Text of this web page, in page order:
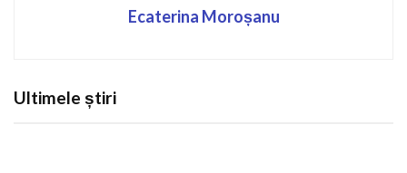
Ecaterina Moroșanu
Ultimele știri